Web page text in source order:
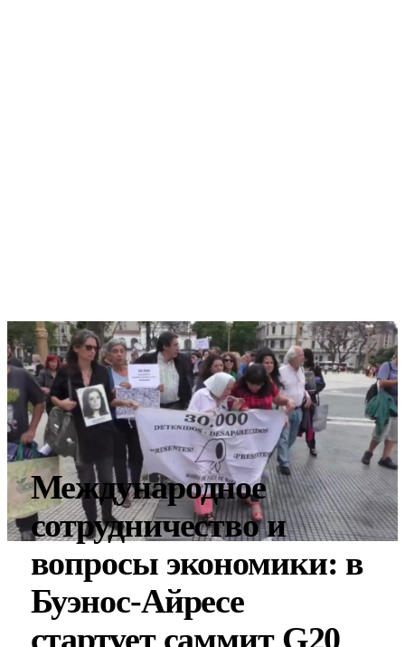
Международное
сотрудничество и
вопросы экономики: в
Буэнос-Айресе
стартует саммит G20